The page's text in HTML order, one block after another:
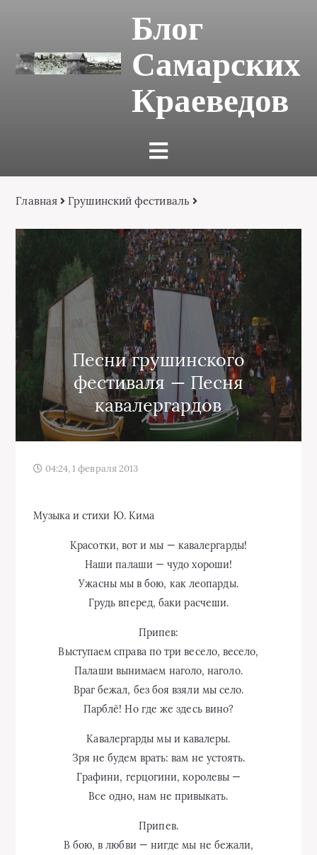
Блог
Самарских
Краеведов
Главная Грушинский фестиваль
Песни грушинского
фестиваля — Песня
кавалергардов
04:24, 1 февраля 2013
Музыка и стихи Ю. Кима
Красотки, вот и мы — кавалергарды!
Наши палаши — чудо хороши!
Ужасны мы в бою, как леопарды.
Грудь вперед, баки расчеши.
Припев:
Выступаем справа по три весело, весело,
Палаши вынимаем наголо, наголо.
Враг бежал, без боя взяли мы село.
Парблё! Но где же здесь вино?
Кавалергарды мы и кавалеры.
Зря не будем врать: вам не устоять.
Графини, герцогини, королевы —
Все одно, нам не привыкать.
Припев.
В бою, в любви — нигде мы не бежали,